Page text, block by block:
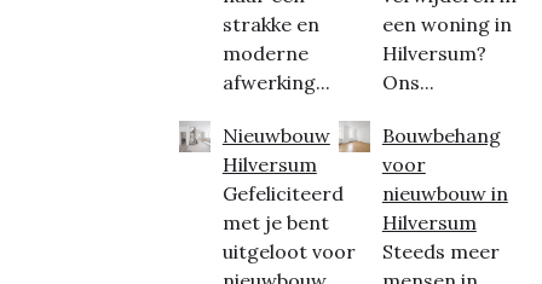
strakke en
moderne
afwerking...
Nieuwbouw
Hilversum
Gefeliciteerd
met je bent
uitgeloot voor
een woning in
Hilversum?
Ons...
Bouwbehang
voor
nieuwbouw in
Hilversum
Steeds meer